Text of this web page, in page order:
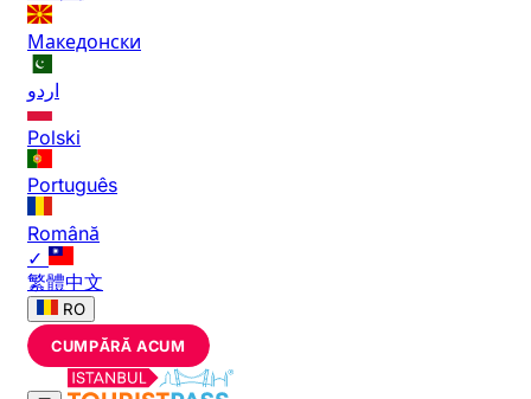
Македонски
اردو
Polski
Português
Română
✓
繁體中文
RO
CUMPĂRĂ ACUM